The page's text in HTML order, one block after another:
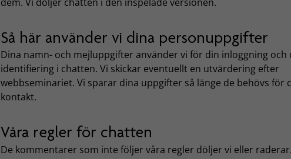
Så här använder vi dina personuppgifter
Dina namn- och mejluppgifter använder vi för din inloggning och
identifiering i chatten. Vi skickar eventuellt en utvärdering efter
webbseminariet. Vi sparar dina uppgifter så länge de behövs för
kontakt.
Våra regler för chatten
De kommentarer som inte följer våra regler döljer vi eller raderar.